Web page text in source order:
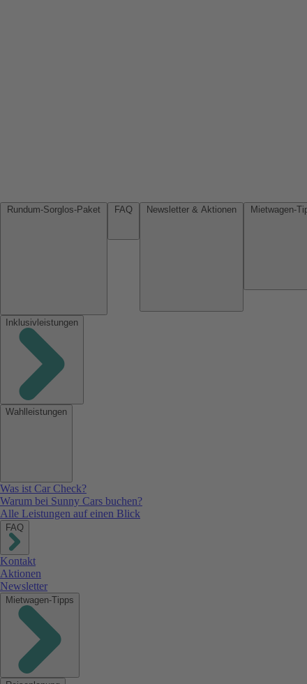
Inklusivleistungen
Wahlleistungen
Was ist Car Check?
Warum bei Sunny Cars buchen?
Alle Leistungen auf einen Blick
FAQ
Kontakt
Aktionen
Newsletter
Mietwagen-Tipps